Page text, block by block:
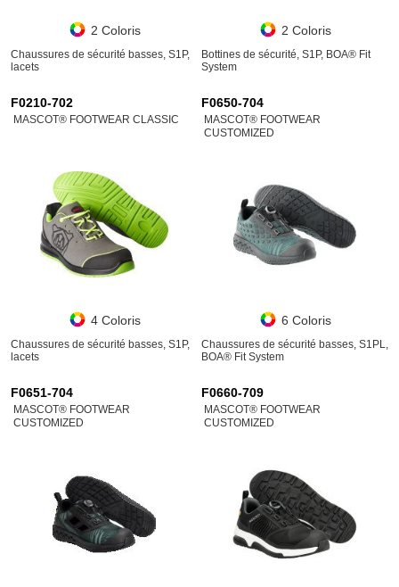
2 Coloris
Chaussures de sécurité basses, S1P,
lacets
2 Coloris
Bottines de sécurité, S1P, BOA® Fit
System
F0210-702
MASCOT® FOOTWEAR CLASSIC
4 Coloris
Chaussures de sécurité basses, S1P,
lacets
F0650-704
MASCOT® FOOTWEAR
CUSTOMIZED
6 Coloris
Chaussures de sécurité basses, S1PL,
BOA® Fit System
F0651-704
MASCOT® FOOTWEAR
CUSTOMIZED
F0660-709
MASCOT® FOOTWEAR
CUSTOMIZED